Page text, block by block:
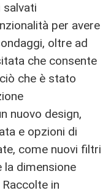
per avere
oltre ad
che consente
che è stato
nuovo design,
e opzioni di
come nuovi filtri
la dimensione
in